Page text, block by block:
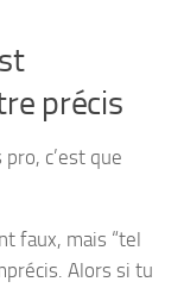
précis
c’est que
faux, mais “tel
Alors si tu